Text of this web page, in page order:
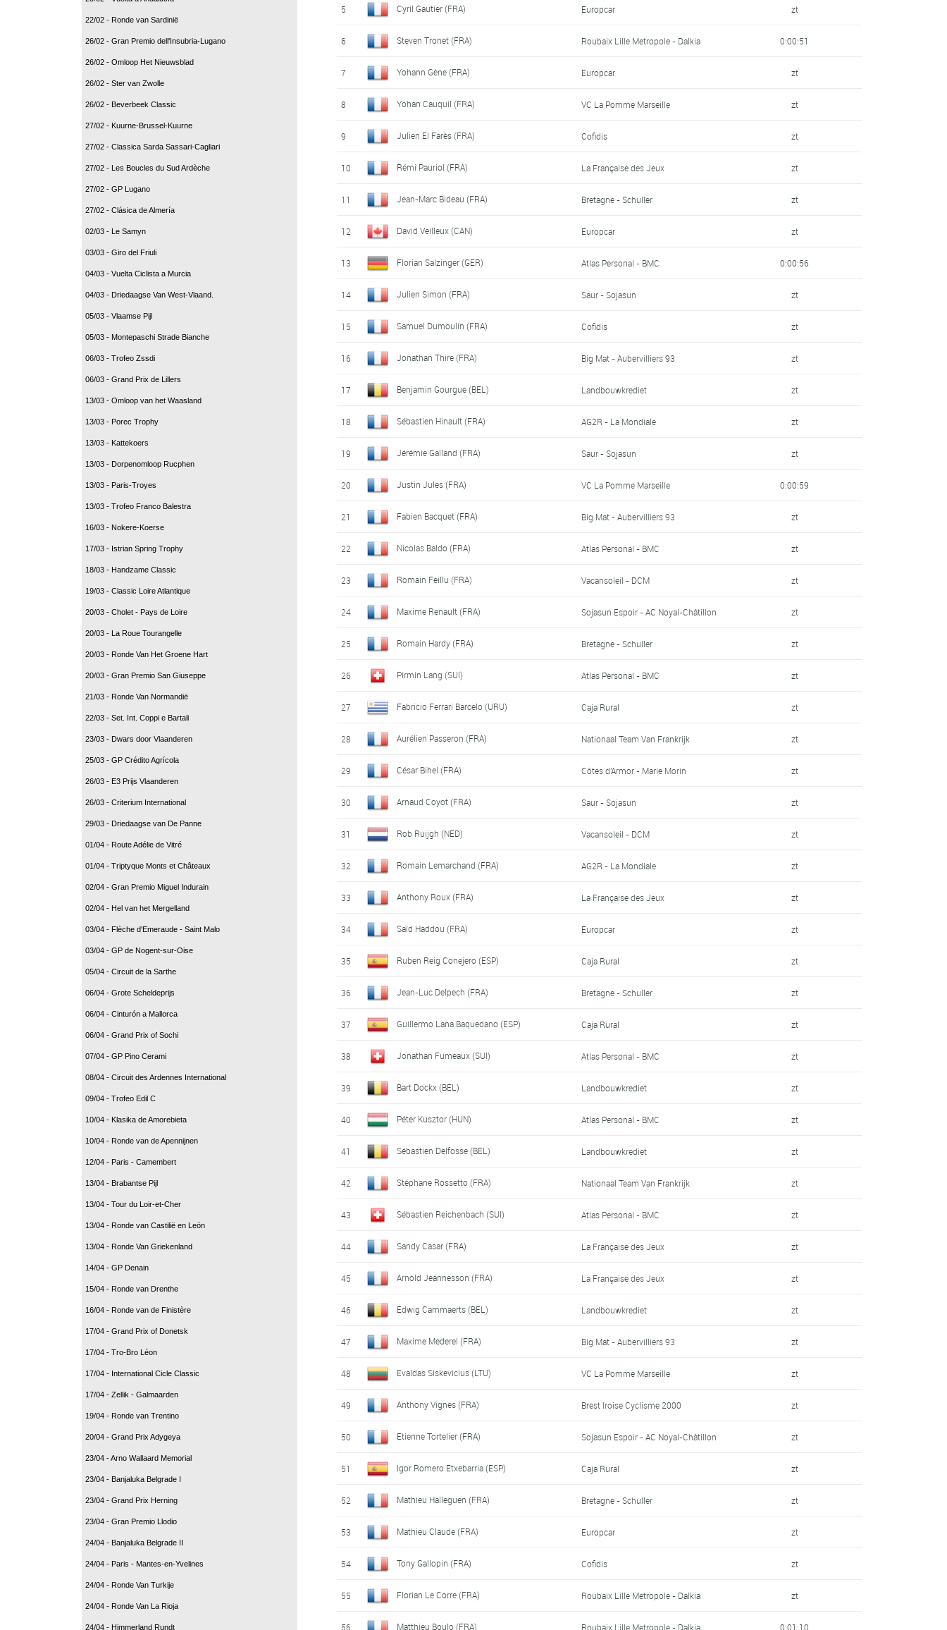
22/02 - Ronde van Sardinië
26/02 - Gran Premio dell'Insubria-Lugano
26/02 - Omloop Het Nieuwsblad
26/02 - Ster van Zwolle
26/02 - Beverbeek Classic
27/02 - Kuurne-Brussel-Kuurne
27/02 - Classica Sarda Sassari-Cagliari
27/02 - Les Boucles du Sud Ardèche
27/02 - GP Lugano
27/02 - Clásica de Almería
02/03 - Le Samyn
03/03 - Giro del Friuli
04/03 - Vuelta Ciclista a Murcia
04/03 - Driedaagse Van West-Vlaand.
05/03 - Vlaamse Pijl
05/03 - Montepaschi Strade Bianche
06/03 - Trofeo Zssdi
06/03 - Grand Prix de Lillers
13/03 - Omloop van het Waasland
13/03 - Porec Trophy
13/03 - Kattekoers
13/03 - Dorpenomloop Rucphen
13/03 - Paris-Troyes
13/03 - Trofeo Franco Balestra
16/03 - Nokere-Koerse
17/03 - Istrian Spring Trophy
18/03 - Handzame Classic
19/03 - Classic Loire Atlantique
20/03 - Cholet - Pays de Loire
20/03 - La Roue Tourangelle
20/03 - Ronde Van Het Groene Hart
20/03 - Gran Premio San Giuseppe
21/03 - Ronde Van Normandië
22/03 - Set. Int. Coppi e Bartali
23/03 - Dwars door Vlaanderen
25/03 - GP Crédito Agrícola
26/03 - E3 Prijs Vlaanderen
26/03 - Criterium International
29/03 - Driedaagse van De Panne
01/04 - Route Adélie de Vitré
01/04 - Triptyque Monts et Châteaux
02/04 - Gran Premio Miguel Indurain
02/04 - Hel van het Mergelland
03/04 - Flèche d'Emeraude - Saint Malo
03/04 - GP de Nogent-sur-Oise
05/04 - Circuit de la Sarthe
06/04 - Grote Scheldeprijs
06/04 - Cinturón a Mallorca
06/04 - Grand Prix of Sochi
07/04 - GP Pino Cerami
08/04 - Circuit des Ardennes International
09/04 - Trofeo Edil C
10/04 - Klasika de Amorebieta
10/04 - Ronde van de Apennijnen
12/04 - Paris - Camembert
13/04 - Brabantse Pijl
13/04 - Tour du Loir-et-Cher
13/04 - Ronde van Castilië en León
13/04 - Ronde Van Griekenland
14/04 - GP Denain
15/04 - Ronde van Drenthe
16/04 - Ronde van de Finistère
17/04 - Grand Prix of Donetsk
17/04 - Tro-Bro Léon
17/04 - International Cicle Classic
17/04 - Zellik - Galmaarden
19/04 - Ronde van Trentino
20/04 - Grand Prix Adygeya
23/04 - Arno Wallaard Memorial
23/04 - Banjaluka Belgrade I
23/04 - Grand Prix Herning
23/04 - Gran Premio Llodio
24/04 - Banjaluka Belgrade II
24/04 - Paris - Mantes-en-Yvelines
24/04 - Ronde Van Turkije
24/04 - Ronde Van La Rioja
24/04 - Himmerland Rundt
5 Cyril Gautier (FRA) Europcar zt
6 Steven Tronet (FRA) Roubaix Lille Metropole - Dalkia 0:00:51
7 Yohann Gène (FRA) Europcar zt
8 Yohan Cauquil (FRA) VC La Pomme Marseille zt
9 Julien El Farès (FRA) Cofidis zt
10 Rémi Pauriol (FRA) La Française des Jeux zt
11 Jean-Marc Bideau (FRA) Bretagne - Schuller zt
12 David Veilleux (CAN) Europcar zt
13 Florian Salzinger (GER) Atlas Personal - BMC 0:00:56
14 Julien Simon (FRA) Saur - Sojasun zt
15 Samuel Dumoulin (FRA) Cofidis zt
16 Jonathan Thire (FRA) Big Mat - Aubervilliers 93 zt
17 Benjamin Gourgue (BEL) Landbouwkrediet zt
18 Sébastien Hinault (FRA) AG2R - La Mondiale zt
19 Jérémie Galland (FRA) Saur - Sojasun zt
20 Justin Jules (FRA) VC La Pomme Marseille 0:00:59
21 Fabien Bacquet (FRA) Big Mat - Aubervilliers 93 zt
22 Nicolas Baldo (FRA) Atlas Personal - BMC zt
23 Romain Feillu (FRA) Vacansoleil - DCM zt
24 Maxime Renault (FRA) Sojasun Espoir - AC Noyal-Châtillon zt
25 Romain Hardy (FRA) Bretagne - Schuller zt
26 Pirmin Lang (SUI) Atlas Personal - BMC zt
27 Fabricio Ferrari Barcelo (URU) Caja Rural zt
28 Aurélien Passeron (FRA) Nationaal Team Van Frankrijk zt
29 César Bihel (FRA) Côtes d'Armor - Marie Morin zt
30 Arnaud Coyot (FRA) Saur - Sojasun zt
31 Rob Ruijgh (NED) Vacansoleil - DCM zt
32 Romain Lemarchand (FRA) AG2R - La Mondiale zt
33 Anthony Roux (FRA) La Française des Jeux zt
34 Saïd Haddou (FRA) Europcar zt
35 Ruben Reig Conejero (ESP) Caja Rural zt
36 Jean-Luc Delpech (FRA) Bretagne - Schuller zt
37 Guillermo Lana Baquedano (ESP) Caja Rural zt
38 Jonathan Fumeaux (SUI) Atlas Personal - BMC zt
39 Bart Dockx (BEL) Landbouwkrediet zt
40 Péter Kusztor (HUN) Atlas Personal - BMC zt
41 Sébastien Delfosse (BEL) Landbouwkrediet zt
42 Stéphane Rossetto (FRA) Nationaal Team Van Frankrijk zt
43 Sébastien Reichenbach (SUI) Atlas Personal - BMC zt
44 Sandy Casar (FRA) La Française des Jeux zt
45 Arnold Jeannesson (FRA) La Française des Jeux zt
46 Edwig Cammaerts (BEL) Landbouwkrediet zt
47 Maxime Mederel (FRA) Big Mat - Aubervilliers 93 zt
48 Evaldas Siskevicius (LTU) VC La Pomme Marseille zt
49 Anthony Vignes (FRA) Brest Iroise Cyclisme 2000 zt
50 Etienne Tortelier (FRA) Sojasun Espoir - AC Noyal-Châtillon zt
51 Igor Romero Etxebarria (ESP) Caja Rural zt
52 Mathieu Halleguen (FRA) Bretagne - Schuller zt
53 Mathieu Claude (FRA) Europcar zt
54 Tony Gallopin (FRA) Cofidis zt
55 Florian Le Corre (FRA) Roubaix Lille Metropole - Dalkia zt
56 Matthieu Boulo (FRA) Roubaix Lille Metropole - Dalkia 0:01:10